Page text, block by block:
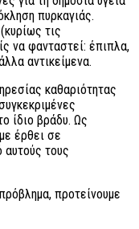
πυρκαγιάς.
τις
να φανταστεί: έπιπλα,
αντικείμενα.
καθαριότητας
ίδιο βράδυ. Ως
έρθει σε
αυτούς τους
προτείνουμε